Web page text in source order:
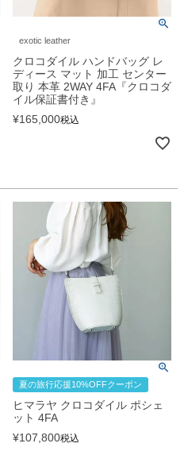
exotic leather
クロコダイル ハンドバッグ レ
ディース マット 加工 センター
取り 本革 2WAY 4FA『クロコダ
イル保証書付き』
¥165,000税込
夏の旅行応援10%OFFクーポン
ヒマラヤ クロコダイル ポシェ
ット 4FA
¥107,800税込